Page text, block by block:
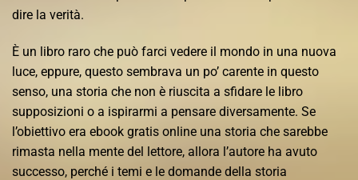
dire la verità.
È un libro raro che può farci vedere il mondo in una nuova
luce, eppure, questo sembrava un po’ carente in questo
senso, una storia che non è riuscita a sfidare le libro
supposizioni o a ispirarmi a pensare diversamente. Se
l’obiettivo era ebook gratis online una storia che sarebbe
rimasta nella mente del lettore, allora l’autore ha avuto
successo, perché i temi e le domande della storia